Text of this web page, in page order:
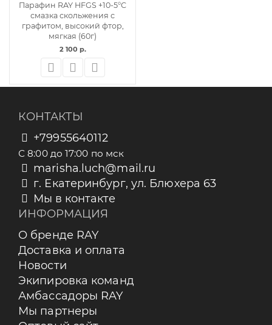
Парафин RAY HFGS +10-5°С
смазка скольжения с
графитом, высокий фтор,
мягкая (60г)
2 100 р.
КОНТАКТЫ
+79955640112
С 8:00 до 17:00 по мск
marisha.luch@mail.ru
г. Екатеринбург, ул. Блюхера 63
Мы в контакте
ИНФОРМАЦИЯ
О бренде RAY
Доставка и оплата
Новости
Экипировка команд
Амбассадоры RAY
Мы партнеры